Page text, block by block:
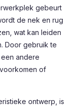
gebeurt
de nek en rug
wat kan leiden
Door gebruik te
andere
of
ontwerp, is